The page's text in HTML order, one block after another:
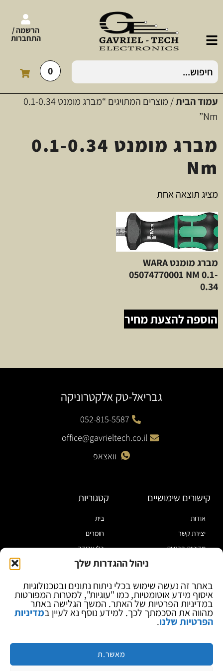
ניהול ההגדרות שלך
באתר זה נעשה שימוש בכלי ניתוח נתונים ובטכנולוגיות
איסוף מידע אוטומטיות, כמו "עוגיות", למטרות המפורטות
במדיניות הפרטיות של האתר. המשך הגלישה באתר
מהווה את הסכמתך לכך. למידע נוסף נא לעיין במדיניות
הפרטיות שלנו.
מאשר.ת
הרשמה /
התחברות
0
עמוד הבית
/ מוצרים המתויגים “מברג מומנט 0.1-0.34
Nm”
מברג מומנט 0.1-0.34
Nm
מציג תוצאה אחת
מברג מומנט WARA
05074770001 NM 0.1-
0.34
הוספה להצעת מחיר
גבריאל-טק אלקטרוניקה
052-815-5587
office@gavrieltech.co.il
וואצאפ
קישורים שימושיים
אודות
יצירת קשר
מדיניות פרטיות
בלוג
קטגוריות
בית
חומרים
כלי עבודה
מוצרי הלחמה
ספקי כח ומודדים
ציוד אופטי להגדלה
מותגים